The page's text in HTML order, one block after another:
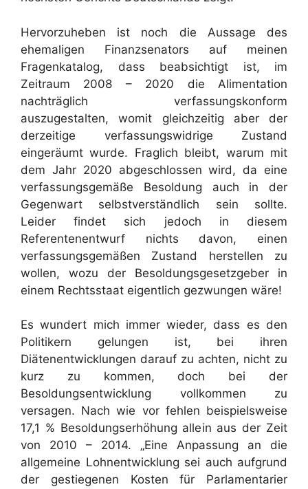
Hervorzuheben ist noch die Aussage des
ehemaligen Finanzsenators auf meinen
Fragenkatalog, dass beabsichtigt ist, im
Zeitraum 2008 – 2020 die Alimentation
nachträglich verfassungskonform
auszugestalten, womit gleichzeitig aber der
derzeitige verfassungswidrige Zustand
eingeräumt wurde. Fraglich bleibt, warum mit
dem Jahr 2020 abgeschlossen wird, da eine
verfassungsgemäße Besoldung auch in der
Gegenwart selbstverständlich sein sollte.
Leider findet sich jedoch in diesem
Referentenentwurf nichts davon, einen
verfassungsgemäßen Zustand herstellen zu
wollen, wozu der Besoldungsgesetzgeber in
einem Rechtsstaat eigentlich gezwungen wäre!
Es wundert mich immer wieder, dass es den
Politikern gelungen ist, bei ihren
Diätenentwicklungen darauf zu achten, nicht zu
kurz zu kommen, doch bei der
Besoldungsentwicklung vollkommen zu
versagen. Nach wie vor fehlen beispielsweise
17,1 % Besoldungserhöhung allein aus der Zeit
von 2010 – 2014. „Eine Anpassung an die
allgemeine Lohnentwicklung sei auch aufgrund
der gestiegenen Kosten für Parlamentarier